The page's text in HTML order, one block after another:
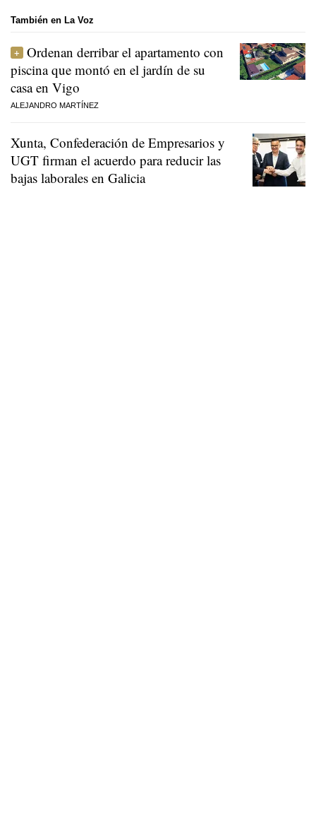
También en La Voz
Ordenan derribar el apartamento con
piscina que montó en el jardín de su
casa en Vigo
ALEJANDRO MARTÍNEZ
Xunta, Confederación de Empresarios y
UGT firman el acuerdo para reducir las
bajas laborales en Galicia